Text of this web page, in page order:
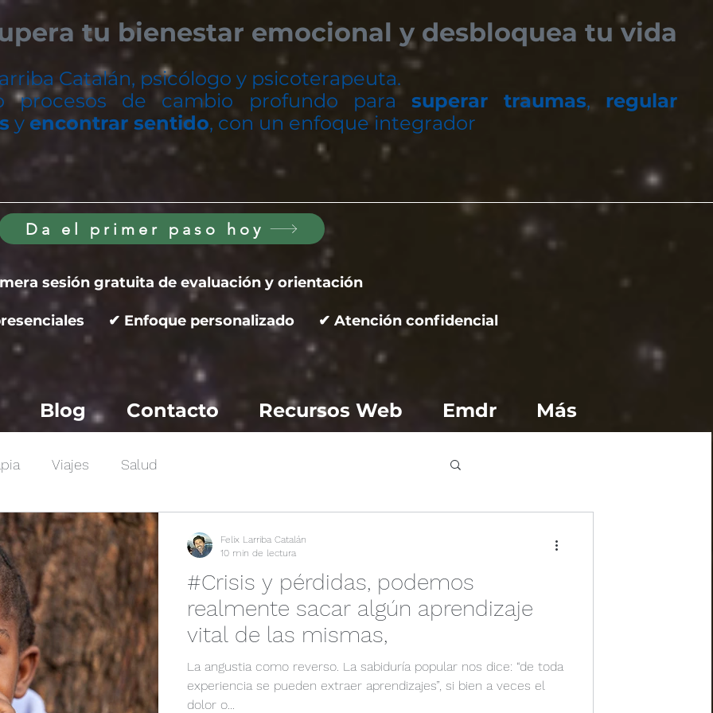
tu bienestar emocional y desbloquea tu vida
Catalán, psicólogo y psicoterapeuta.
procesos de cambio profundo para superar traumas, regular
y encontrar sentido, con un enfoque integrador
Da el primer paso hoy
sesión gratuita de evaluación y orientación
✔ Enfoque personalizado ✔ Atención confidencial
Blog Contacto Recursos Web Emdr Más
Viajes Salud
#Crisis y pérdidas, podemos
realmente sacar algún aprendizaje
vital de las mismas,
La angustia como reverso. La sabiduría popular nos dice: “de toda
experiencia se pueden extraer aprendizajes”, si bien a veces el
dolor o...
Felix Larriba Catalán
10 min de lectura